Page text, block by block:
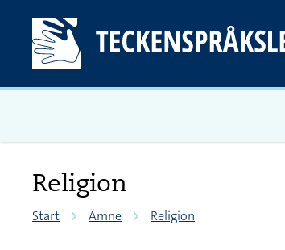
Religion
Start Ämne Religion